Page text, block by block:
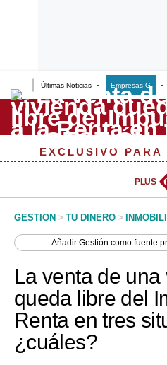
Últimas Noticias Empresas G
Lo último
Peru Quiosco
Management & Empleo
Perú
Política
Tu Dinero
EXCLUSIVO PARA
PLUS
GESTION > TU DINERO >
AñadirGestión como fuente
La venta de una
queda libre del
Renta en tres
¿cuáles?